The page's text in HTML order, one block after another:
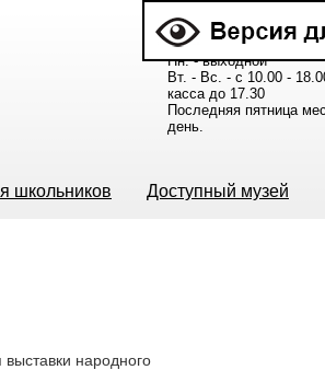
Расписание работы
Пн. - выходной
Вт. - Вс. - с 10.00 -
касса до 17.30
Последняя пятница
день.
школьников Доступный музей
народного